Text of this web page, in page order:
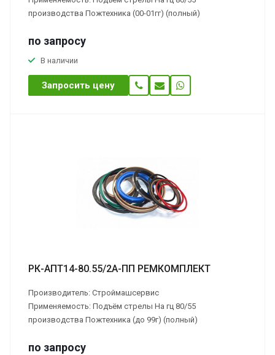
производства Пожтехника (00-01гг) (полный)
по запросу
В наличии
Запросить цену
РК-АПТ14-80.55/2А-ПП РЕМКОМПЛЕКТ
Производитель: Строймашсервис
Применяемость: Подъём стрелы На гц 80/55
производства Пожтехника (до 99г) (полный)
по запросу